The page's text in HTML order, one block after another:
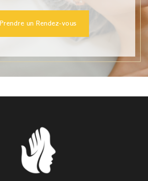
Prendre un Rendez-vous